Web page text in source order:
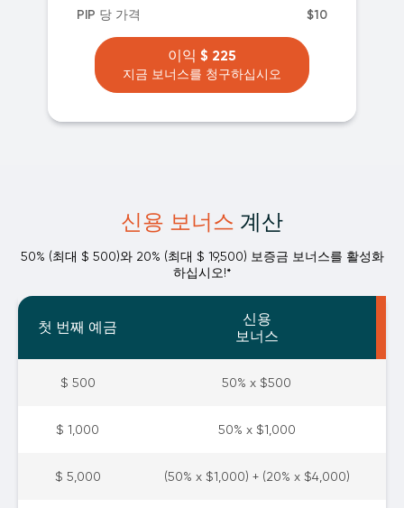
PIP 당 가격
$10
이익 $ 225
지금 보너스를 청구하십시오
신용 보너스 계산
50% (최대 $ 500)와 20% (최대 $ 19,500) 보증금 보너스를 활성화
하십시오!*
첫 번째 예금
신용
보너스
$ 500 50% x $500
$ 1,000 50% x $1,000
$ 5,000 (50% x $1,000) + (20% x $4,000)